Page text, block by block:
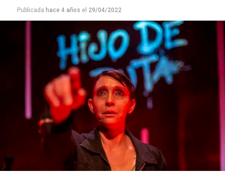
Publicada hace 4 años el 29/04/2022